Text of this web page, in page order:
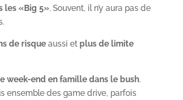
les «Big 5». Souvent, il n’y aura pas de
de risqueaussi et plus de limite
week-end en famille dans le bush.
ensemble des game drive, parfois